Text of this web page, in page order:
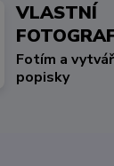
VLASTNÍ
Fotím a
popisky